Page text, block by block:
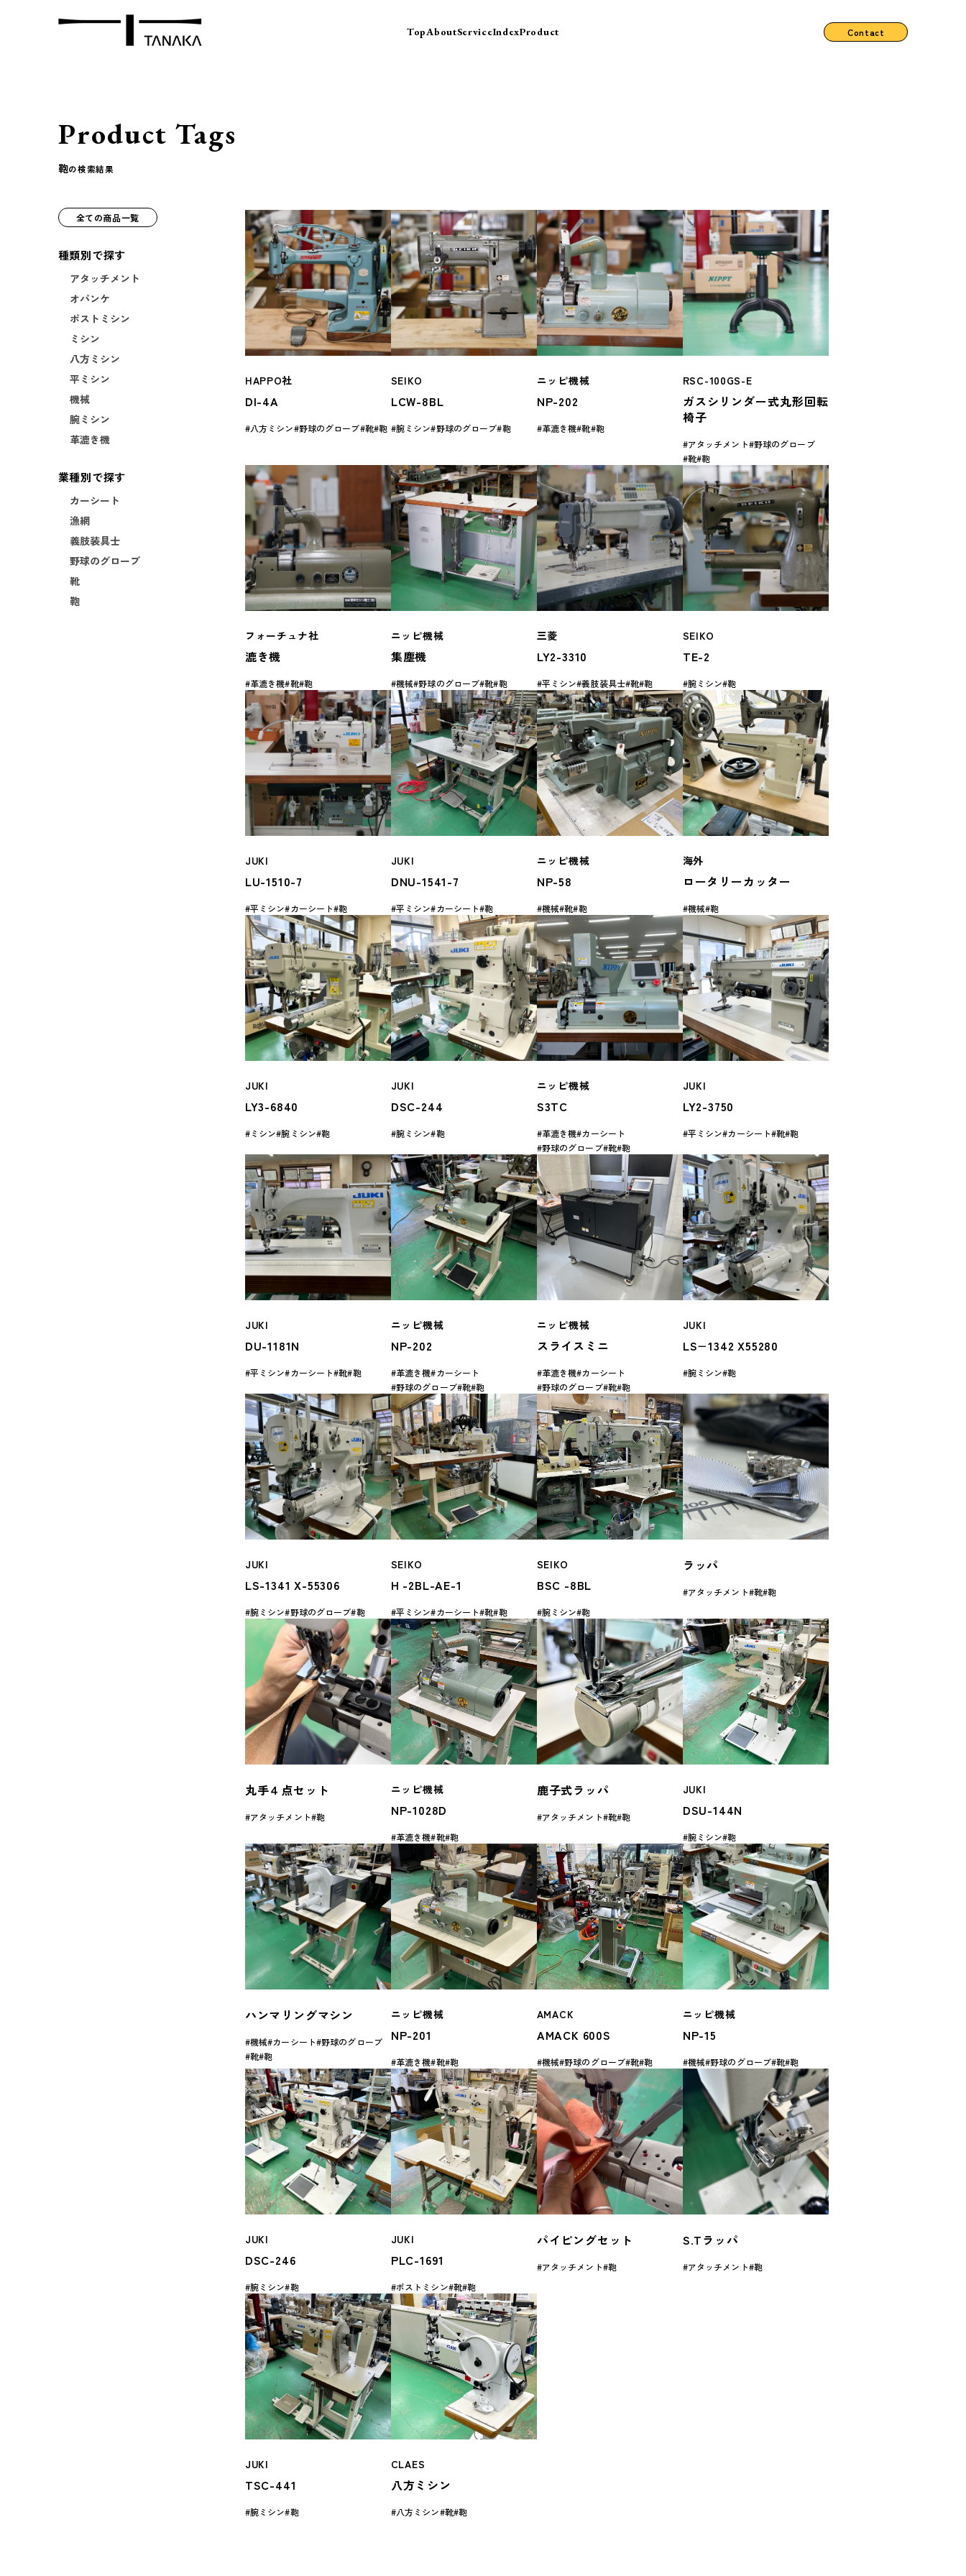
TopAboutServiceIndexProduct Contact
Product Tags
鞄の検索結果
全ての商品一覧
種類別で探す
アタッチメント
オパンケ
ポストミシン
ミシン
八方ミシン
平ミシン
機械
腕ミシン
革漉き機
業種別で探す
カーシート
漁網
義肢装具士
野球のグローブ
靴
鞄
HAPPO社
DI-4A
八方ミシン 野球のグローブ 靴 鞄
SEIKO
LCW-8BL
腕ミシン 野球のグローブ 鞄
ニッピ機械
NP-202
革漉き機 靴 鞄
RSC-100GS-E
ガスシリンダー式丸形回転
椅子
アタッチメント 野球のグローブ
靴 鞄
フォーチュナ社
漉き機
革漉き機 靴 鞄
ニッピ機械
集塵機
機械 野球のグローブ 靴 鞄
三菱
LY2-3310
平ミシン 義肢装具士 靴 鞄
SEIKO
TE-2
腕ミシン 鞄
JUKI
LU-1510-7
平ミシン カーシート 鞄
JUKI
DNU-1541-7
平ミシン カーシート 鞄
ニッピ機械
NP-58
機械 靴 鞄
海外
ロータリーカッター
機械 鞄
JUKI
LY3-6840
ミシン 腕ミシン 鞄
JUKI
DSC-244
腕ミシン 鞄
ニッピ機械
S3TC
革漉き機 カーシート
野球のグローブ 靴 鞄
JUKI
LY2-3750
平ミシン カーシート 靴 鞄
JUKI
DU-1181N
平ミシン カーシート 靴 鞄
ニッピ機械
NP-202
革漉き機 カーシート
野球のグローブ 靴 鞄
ニッピ機械
スライスミニ
革漉き機 カーシート
野球のグローブ 靴 鞄
JUKI
LS−1342 X55280
腕ミシン 鞄
JUKI
LS-1341 X-55306
腕ミシン 野球のグローブ 鞄
SEIKO
H -2BL-AE-1
平ミシン カーシート 靴 鞄
SEIKO
BSC -8BL
腕ミシン 鞄
ラッパ
アタッチメント 靴 鞄
丸手４点セット
アタッチメント 鞄
ニッピ機械
NP-1028D
革漉き機 靴 鞄
鹿子式ラッパ
アタッチメント 靴 鞄
JUKI
DSU-144N
腕ミシン 鞄
ハンマリングマシン
機械 カーシート 野球のグローブ
靴 鞄
ニッピ機械
NP-201
革漉き機 靴 鞄
AMACK
AMACK 600S
機械 野球のグローブ 靴 鞄
ニッピ機械
NP-15
機械 野球のグローブ 靴 鞄
JUKI
DSC-246
腕ミシン 鞄
JUKI
PLC-1691
ポストミシン 靴 鞄
パイピングセット
アタッチメント 鞄
S.Tラッパ
アタッチメント 鞄
JUKI
TSC-441
腕ミシン 鞄
CLAES
八方ミシン
八方ミシン 靴 鞄